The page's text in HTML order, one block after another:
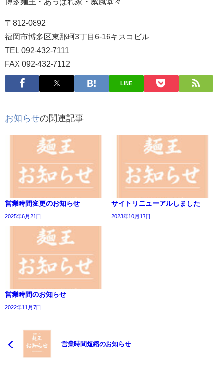
〒812-0892
福岡市博多区東那珂3丁目6-16キスコビル
TEL 092-432-7111
FAX 092-432-7112
LINE
お知らせの関連記事
営業時間変更のお知らせ
2025年6月21日
サイトリニューアルしました
2023年10月17日
営業時間のお知らせ
2022年11月7日
営業時間短縮のお知らせ